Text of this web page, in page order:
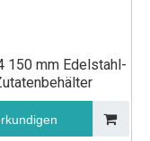
150 mm Edelstahl-